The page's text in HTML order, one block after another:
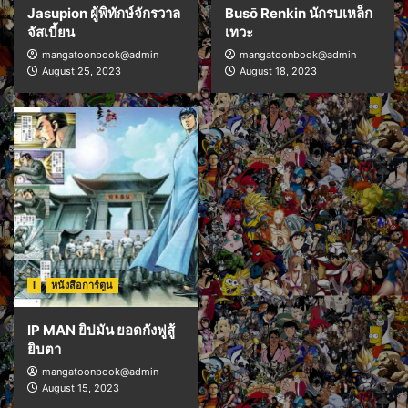
Jasupion ผู้พิทักษ์จักรวาล
จัสเบี้ยน
mangatoonbook@admin
August 25, 2023
Busō Renkin นักรบเหล็ก
เทวะ
mangatoonbook@admin
August 18, 2023
I หนังสือการ์ตูน
IP MAN ยิปมัน ยอดกังฟูสู้
ยิบตา
mangatoonbook@admin
August 15, 2023